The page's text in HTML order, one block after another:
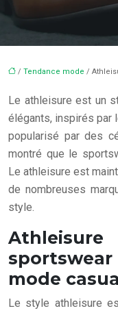
/ Tendance mode /
Le athleisure est un
élégants, inspirés par
popularisé par des
montré que le
Le athleisure est
de nombreuses
style.
mode
Le style athleisure